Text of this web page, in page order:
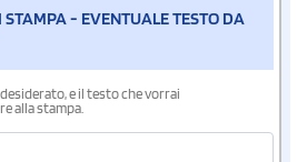
STAMPA - EVENTUALE TESTO DA
e il testo che vorrai
alla stampa.